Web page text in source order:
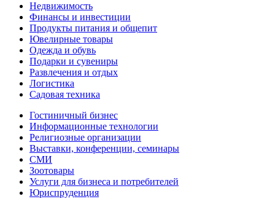
Недвижимость
Финансы и инвестиции
Продукты питания и общепит
Ювелирные товары
Одежда и обувь
Подарки и сувениры
Развлечения и отдых
Логистика
Садовая техника
Гостиничный бизнес
Информационные технологии
Религиозные организации
Выставки, конференции, семинары
СМИ
Зоотовары
Услуги для бизнеса и потребителей
Юриспруденция